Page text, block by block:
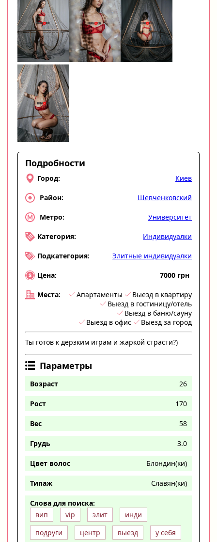
Подробности
Город: Киев
Район: Шевченковский
Метро: Университет
Категория: Индивидуалки
Подкатегория: Элитные индивидуалки
Цена: 7000 грн
Места: Апартаменты
Выезд в квартиру
Выезд в гостиницу/отель
Выезд в баню/сауну
Выезд в офис
Выезд за город
Ты готов к дерзким играм и жаркой страсти?)
Параметры
Возраст 26
Рост 170
Вес 58
Грудь 3.0
Цвет волос Блондин(ки)
Типаж Славян(ки)
Слова для поиска:
вип
vip элит
инди
подруги
центр выезд у себя